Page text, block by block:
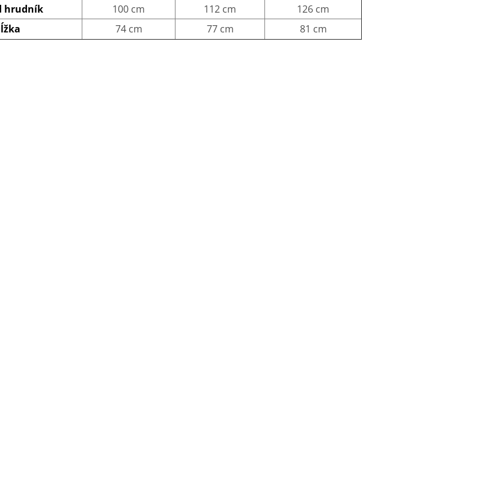
hrudník
100 cm 112 cm
126 cm
74 cm 77 cm 81 cm